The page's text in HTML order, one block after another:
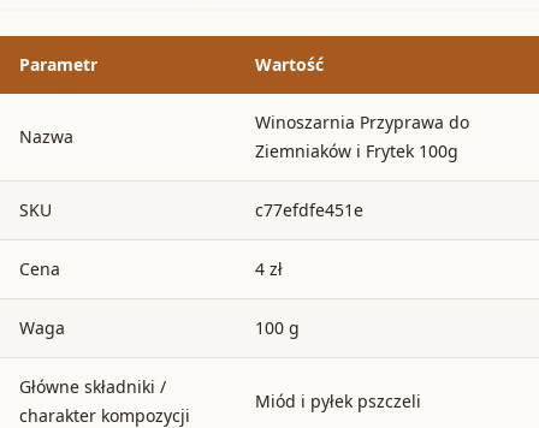
Parametr Wartość
Nazwa
Winoszarnia Przyprawa do
Ziemniaków i Frytek 100g
SKU c77efdfe451e
Cena 4 zł
Waga 100 g
Główne składniki /
charakter kompozycji
Miód i pyłek pszczeli